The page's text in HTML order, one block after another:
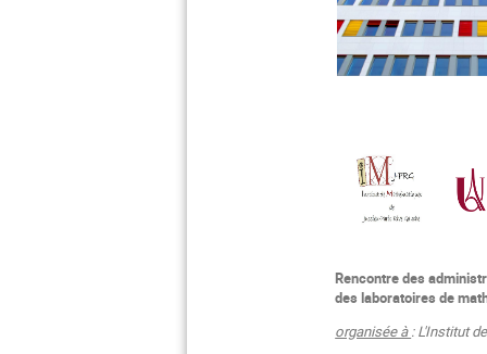
Rencontre des
des laboratoires de
organisée à: L'Institut